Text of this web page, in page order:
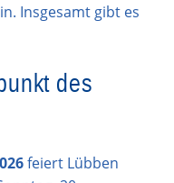
Insgesamt gibt es
des
feiert Lübben